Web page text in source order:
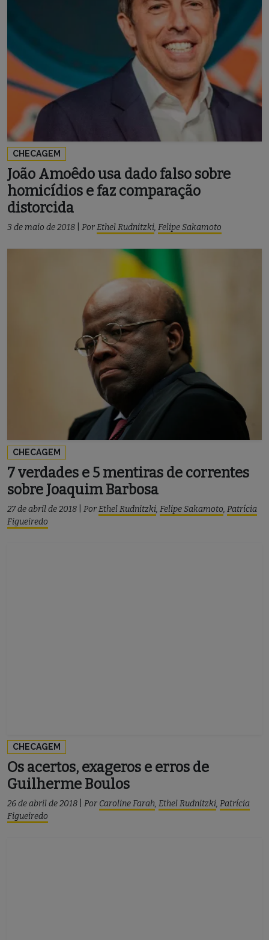
CHECAGEM
João Amoêdo usa dado falso sobre
homicídios e faz comparação
distorcida
3 de maio de 2018 PorEthel Rudnitzki, Felipe Sakamoto
CHECAGEM
7 verdades e 5 mentiras de correntes
sobre Joaquim Barbosa
27 de abril de 2018 PorEthel Rudnitzki, Felipe Sakamoto, Patrícia
Figueiredo
CHECAGEM
Os acertos, exageros e erros de
Guilherme Boulos
26 de abril de 2018 Por Caroline Farah, Ethel Rudnitzki, Patrícia
Figueiredo